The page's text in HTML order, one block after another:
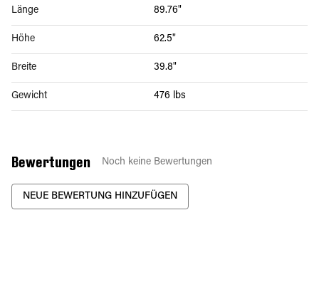
Länge 89.76"
Höhe 62.5"
Breite 39.8"
Gewicht 476 lbs
Bewertungen Noch keine Bewertungen
NEUE BEWERTUNG HINZUFÜGEN